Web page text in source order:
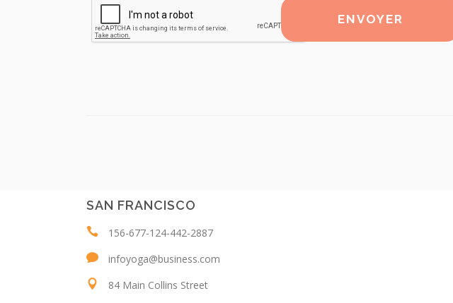
SAN FRANCISCO
156-677-124-442-2887
infoyoga@business.com
84 Main Collins Street